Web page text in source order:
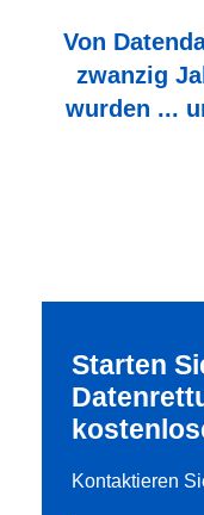
Von
zwanzig
wurden ...
Starten
Kontaktieren